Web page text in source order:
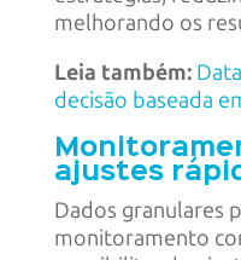
melhorando os
Leia também:
decisão baseada
ajustes
Dados granulares
monitoramento